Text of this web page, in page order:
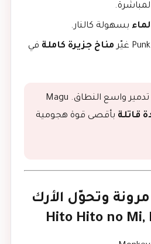
بسهولة كالنار.
مناخ جزيرة كاملة في
Gura Gura = تدمير واسع النطاق. Magu
قاتلة بأقصى قوة هجومية
مرونة وتحوّل الأرك